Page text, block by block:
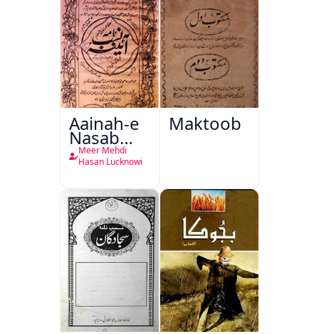
Aainah-e
Nasab
Nama
Meer Mehdi
Hasan Lucknowi
Maktoob